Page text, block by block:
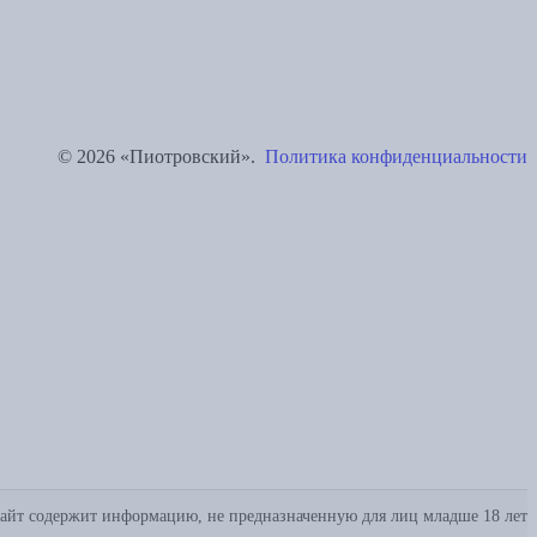
© 2026 «Пиотровский». Политика конфиденциальности
содержит информацию, не предназначенную для лиц младше 18 лет